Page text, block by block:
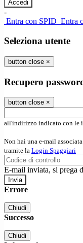
-
Entra con SPID Entra
Seleziona utente
button close ×
Recupero
button close ×
all'indirizzo indicato con le
Non hai una e-mail
tramite la Login Spaggiari
E-mail inviata, si prega
Errore
Chiudi
Successo
Chiudi